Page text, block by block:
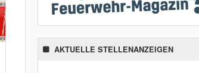
AKTUELLE STELLENANZEIGEN